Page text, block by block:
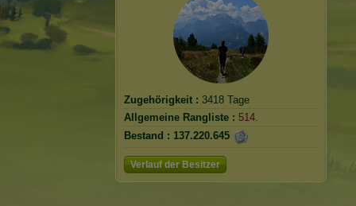
Zugehörigkeit : 3418 Tage
Allgemeine Rangliste : 514.
Bestand : 137.220.645
Verlauf der Besitzer